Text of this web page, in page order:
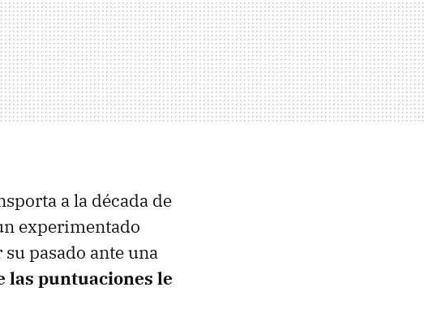
a la década de
experimentado
pasado ante una
las puntuaciones le